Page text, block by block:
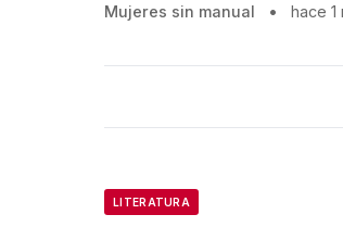
Mujeres sin manual • hace 1
LITERATURA